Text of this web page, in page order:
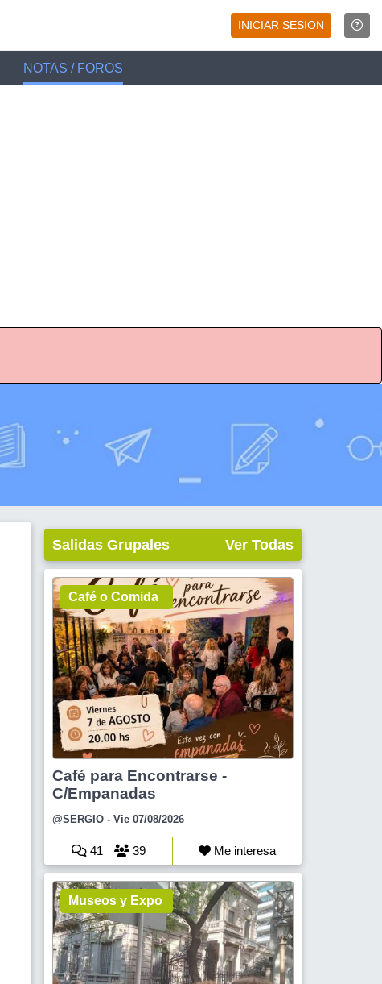
INICIAR SESION
NOTAS / FOROS
Salidas Grupales Ver Todas
Café o Comida
Café para Encontrarse -
C/Empanadas
@SERGIO - Vie 07/08/2026
41 39 Me interesa
Museos y Expo